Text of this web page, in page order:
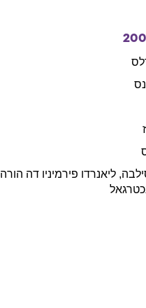
, ליאנרדו פירמיניו דה הורה